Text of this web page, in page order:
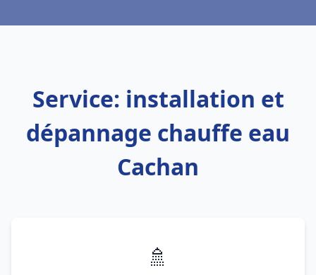
Service: installation et
dépannage chauffe eau
Cachan
🚿